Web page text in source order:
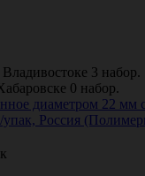
3 набор.
0 набор.
диаметром 22 мм
Россия